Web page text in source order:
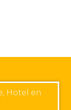
Hotel en